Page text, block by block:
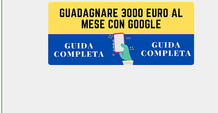
jslbtech ips fhd
videocitofono
ferramentacapaldi.it